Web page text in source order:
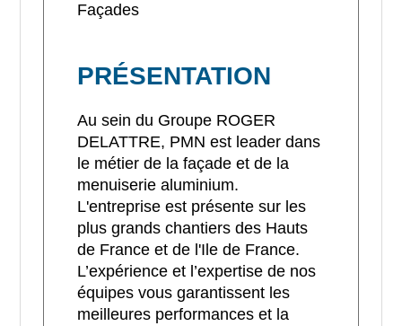
Façades
PRÉSENTATION
Au sein du Groupe ROGER
DELATTRE, PMN est leader dans
le métier de la façade et de la
menuiserie aluminium.
L'entreprise est présente sur les
plus grands chantiers des Hauts
de France et de l'Ile de France.
L’expérience et l’expertise de nos
équipes vous garantissent les
meilleures performances et la